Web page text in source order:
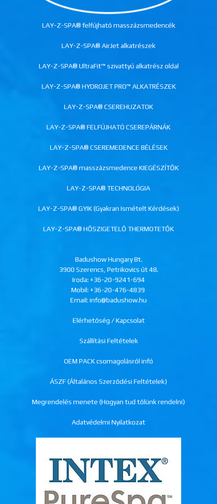
LAY-Z-SPA® felfújható masszázsmedencék
LAY-Z-SPA® AirJet alkatrészek
LAY-Z-SPA® UltraFit™ szivattyú alkatrész oldal
LAY-Z-SPA® HYDROJET PRO™ ALKATRÉSZEK
LAY-Z-SPA® CSEREHUZATOK
LAY-Z-SPA® FELFÚJHATÓ CSEREPÁRNÁK
LAY-Z-SPA® CSEREMEDENCE BÉLÉSEK
LAY-Z-SPA® masszázsmedence KIEGÉSZÍTŐK
LAY-Z-SPA® TECHNOLÓGIA
LAY-Z-SPA® GYIK (Gyakran Ismételt Kérdések)
LAY-Z-SPA® HŐSZIGETELŐ THERMOTETŐK
Badushow Hungary Bt.
3900 Szerencs, Petrikovics út 48.
Iroda: +36-20-9241-694
Mobil: +36-20-476-4839
Email: info@badushow.hu
Elérhetőség / Kapcsolat
Szállítási Feltételek
OEM PACK csomagolásról infó
ÁSZF (Általános Szerződési Feltételek)
Megrendelés menete (Hogyan tud tőlünk rendelni)
Adatvédelmi Nyilatkozat